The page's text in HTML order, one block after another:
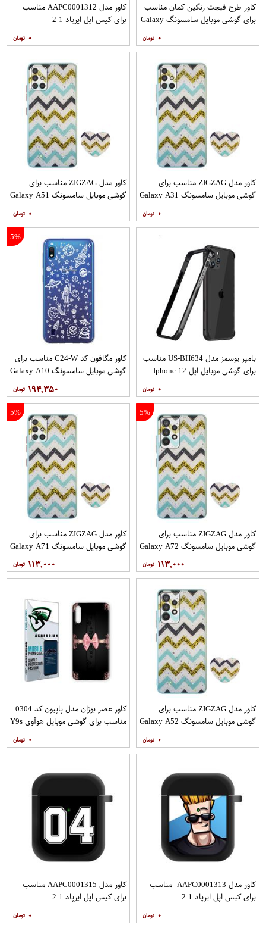
کاور طرح فیجت رنگین کمان مناسب
برای گوشی موبایل سامسونگ Galaxy
۰
کاور مدل AAPC0001312 مناسب
برای کیس اپل ایرپاد 1 2
۰
کاور مدل ZIGZAG مناسب برای
گوشی موبایل سامسونگ Galaxy A31
۰
کاور مدل ZIGZAG مناسب برای
گوشی موبایل سامسونگ Galaxy A51
۰
بامپر یوسمز مدل US-BH634 مناسب
برای گوشی موبایل اپل Iphone 12
۰
5%
کاور مگافون کد C24-W مناسب برای
گوشی موبایل سامسونگ Galaxy A10
۱۹۴,۳۵۰
5%
کاور مدل ZIGZAG مناسب برای
گوشی موبایل سامسونگ Galaxy A72
۱۱۳,۰۰۰
5%
کاور مدل ZIGZAG مناسب برای
گوشی موبایل سامسونگ Galaxy A71
۱۱۳,۰۰۰
کاور مدل ZIGZAG مناسب برای
گوشی موبایل سامسونگ Galaxy A52
۰
کاور عصر بوژان مدل پاپیون کد 0304
مناسب برای گوشی موبایل هوآوی Y9s
۰
کاور مدل AAPC0001313 مناسب
برای کیس اپل ایرپاد 1 2
۰
کاور مدل AAPC0001315 مناسب
برای کیس اپل ایرپاد 1 2
۰